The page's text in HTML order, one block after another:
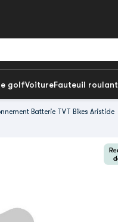
golfVoitureFauteuil roulant
Batterie TVT Bikes Aristide